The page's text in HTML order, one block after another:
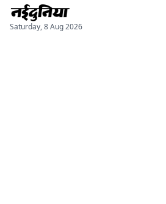
Saturday, 8 Aug 2026